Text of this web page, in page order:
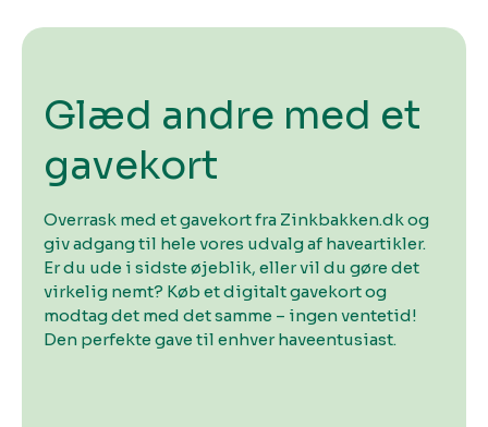
Glæd andre med et
gavekort
Overrask med et gavekort fra Zinkbakken.dk og
giv adgang til hele vores udvalg af haveartikler.
Er du ude i sidste øjeblik, eller vil du gøre det
virkelig nemt? Køb et digitalt gavekort og
modtag det med det samme – ingen ventetid!
Den perfekte gave til enhver haveentusiast.